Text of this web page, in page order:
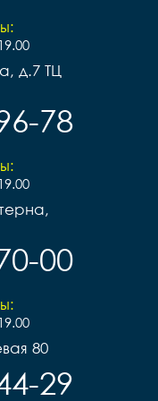
д.7 ТЦ
78
00
80
29